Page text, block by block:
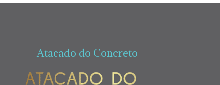
Atacado do Concreto